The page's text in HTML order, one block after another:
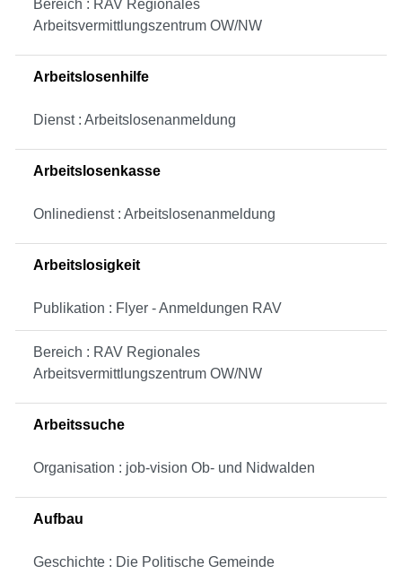
Bereich : RAV Regionales
Arbeitsvermittlungszentrum OW/NW
Arbeitslosenhilfe
Dienst : Arbeitslosenanmeldung
Arbeitslosenkasse
Onlinedienst : Arbeitslosenanmeldung
Arbeitslosigkeit
Publikation : Flyer - Anmeldungen RAV
Bereich : RAV Regionales
Arbeitsvermittlungszentrum OW/NW
Arbeitssuche
Organisation : job-vision Ob- und Nidwalden
Aufbau
Geschichte : Die Politische Gemeinde